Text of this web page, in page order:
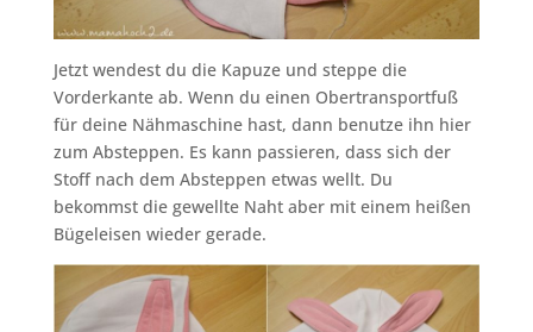
Jetzt wendest du die Kapuze und steppe die
Vorderkante ab. Wenn du einen Obertransportfuß
für deine Nähmaschine hast, dann benutze ihn hier
zum Absteppen. Es kann passieren, dass sich der
Stoff nach dem Absteppen etwas wellt. Du
bekommst die gewellte Naht aber mit einem heißen
Bügeleisen wieder gerade.